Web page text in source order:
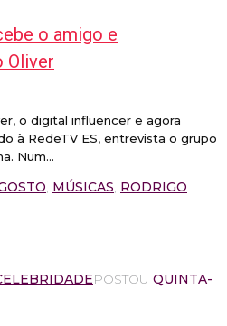
o amigo e
Oliver
o digital influencer e agora
à RedeTV ES, entrevista o grupo
Num...
MÚSICAS RODRIGO
POSTOU QUINTA-